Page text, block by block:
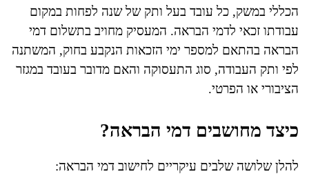
הכללי במשק, כל עובד בעל ותק של שנה לפחות במקום
עבודתו זכאי לדמי הבראה. המעסיק מחויב בתשלום דמי
הבראה בהתאם למספר ימי הזכאות הנקבע בחוק, המשתנה
לפי ותק העבודה, סוג התעסוקה והאם מדובר בעובד במגזר
הציבורי או הפרטי.
כיצד מחושבים דמי הבראה?
להלן שלושה שלבים עיקריים לחישוב דמי הבראה: